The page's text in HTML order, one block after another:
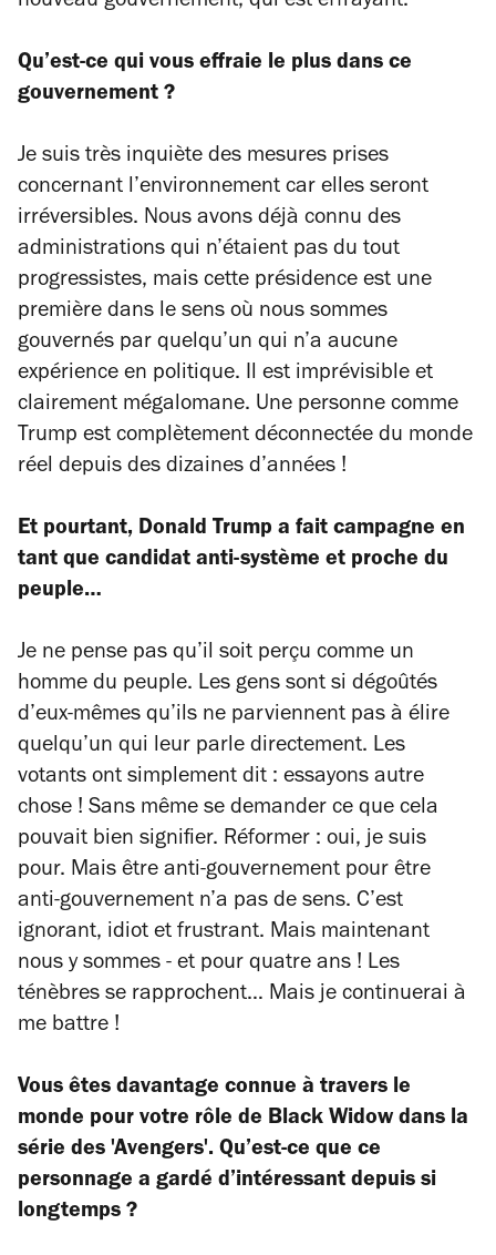
Qu’est-ce qui vous effraie le plus dans ce
gouvernement ?
Je suis très inquiète des mesures prises
concernant l’environnement car elles seront
irréversibles. Nous avons déjà connu des
administrations qui n’étaient pas du tout
progressistes, mais cette présidence est une
première dans le sens où nous sommes
gouvernés par quelqu’un qui n’a aucune
expérience en politique. Il est imprévisible et
clairement mégalomane. Une personne comme
Trump est complètement déconnectée du monde
réel depuis des dizaines d’années !
Et pourtant, Donald Trump a fait campagne en
tant que candidat anti-système et proche du
peuple…
Je ne pense pas qu’il soit perçu comme un
homme du peuple. Les gens sont si dégoûtés
d’eux-mêmes qu’ils ne parviennent pas à élire
quelqu’un qui leur parle directement. Les
votants ont simplement dit : essayons autre
chose ! Sans même se demander ce que cela
pouvait bien signifier. Réformer : oui, je suis
pour. Mais être anti-gouvernement pour être
anti-gouvernement n’a pas de sens. C’est
ignorant, idiot et frustrant. Mais maintenant
nous y sommes - et pour quatre ans ! Les
ténèbres se rapprochent… Mais je continuerai à
me battre !
Vous êtes davantage connue à travers le
monde pour votre rôle de Black Widow dans la
série des 'Avengers'. Qu’est-ce que ce
personnage a gardé d’intéressant depuis si
longtemps ?